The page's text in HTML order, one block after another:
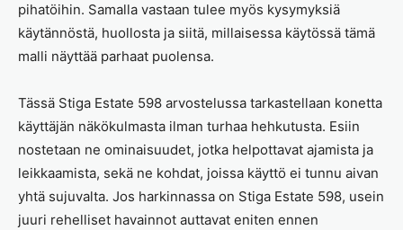
pihatöihin. Samalla vastaan tulee myös kysymyksiä
käytännöstä, huollosta ja siitä, millaisessa käytössä tämä
malli näyttää parhaat puolensa.
Tässä Stiga Estate 598 arvostelussa tarkastellaan konetta
käyttäjän näkökulmasta ilman turhaa hehkutusta. Esiin
nostetaan ne ominaisuudet, jotka helpottavat ajamista ja
leikkaamista, sekä ne kohdat, joissa käyttö ei tunnu aivan
yhtä sujuvalta. Jos harkinnassa on Stiga Estate 598, usein
juuri rehelliset havainnot auttavat eniten ennen